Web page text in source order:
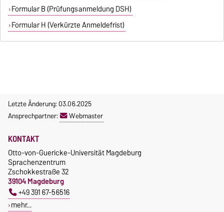
Formular B (Prüfungsanmeldung DSH)
Formular H (Verkürzte Anmeldefrist)
Letzte Änderung: 03.06.2025
Ansprechpartner:
Webmaster
KONTAKT
Otto-von-Guericke-Universität Magdeburg
Sprachenzentrum
Zschokkestraße 32
39104 Magdeburg
+49 391 67-56516
mehr…